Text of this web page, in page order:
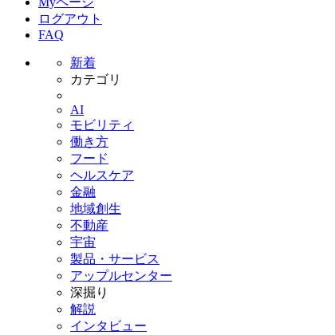
ログアウト
FAQ
新着
カテゴリ
AI
モビリティ
働き方
フード
ヘルスケア
金融
地域創生
不動産
宇宙
製品・サービス
アップルセンター
深掘り
解説
インタビュー